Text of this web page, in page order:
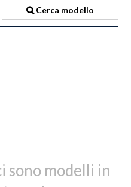
Cerca modello
sono modelli in